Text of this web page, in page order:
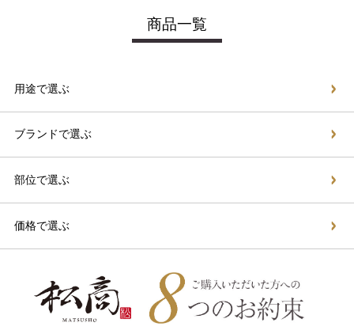
商品一覧
用途で選ぶ
ブランドで選ぶ
部位で選ぶ
価格で選ぶ